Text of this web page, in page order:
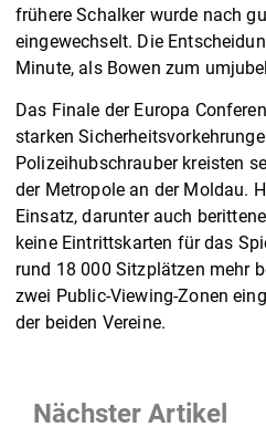
frühere Schalker wurde nach
eingewechselt. Die
Minute, als Bowen zum
Das Finale der Europa
starken
Polizeihubschrauber kreisten
der Metropole an der Moldau.
Einsatz, darunter auch
keine Eintrittskarten für das
rund 18 000 Sitzplätzen mehr
zwei Public-Viewing-Zonen
der beiden Vereine.
Nächster Artikel